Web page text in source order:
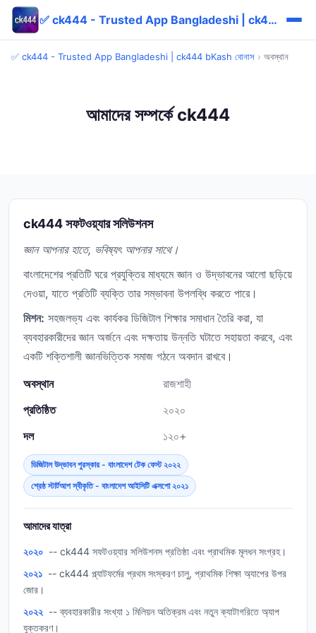
✅ ck444 - Trusted App Bangladeshi | ck444 bKash বোনাস
✅ ck444 - Trusted App Bangladeshi | ck444 bKash বোনাস › অবস্থান
আমাদের সম্পর্কে ck444
ck444 সফটওয়্যার সলিউশনস
জ্ঞান আপনার হাতে, ভবিষ্যৎ আপনার সাথে।
বাংলাদেশের প্রতিটি ঘরে প্রযুক্তির মাধ্যমে জ্ঞান ও উদ্ভাবনের আলো ছড়িয়ে
দেওয়া, যাতে প্রতিটি ব্যক্তি তার সম্ভাবনা উপলব্ধি করতে পারে।
মিশন: সহজলভ্য এবং কার্যকর ডিজিটাল শিক্ষার সমাধান তৈরি করা, যা
ব্যবহারকারীদের জ্ঞান অর্জনে এবং দক্ষতায় উন্নতি ঘটাতে সহায়তা করবে, এবং
একটি শক্তিশালী জ্ঞানভিত্তিক সমাজ গঠনে অবদান রাখবে।
অবস্থান
রাজশাহী
প্রতিষ্ঠিত
২০২০
দল
১২০+
ডিজিটাল উদ্ভাবন পুরস্কার - বাংলাদেশ টেক ফেস্ট ২০২২
শ্রেষ্ঠ স্টার্টআপ স্বীকৃতি - বাংলাদেশ আইসিটি এক্সপো ২০২১
আমাদের যাত্রা
২০২০ -- ck444 সফটওয়্যার সলিউশনস প্রতিষ্ঠা এবং প্রাথমিক মূলধন সংগ্রহ।
২০২১ -- ck444 প্ল্যাটফর্মের প্রথম সংস্করণ চালু, প্রাথমিক শিক্ষা অ্যাপের উপর
জোর।
২০২২ -- ব্যবহারকারীর সংখ্যা ১ মিলিয়ন অতিক্রম এবং নতুন ক্যাটাগরিতে অ্যাপ
যুক্তকরণ।